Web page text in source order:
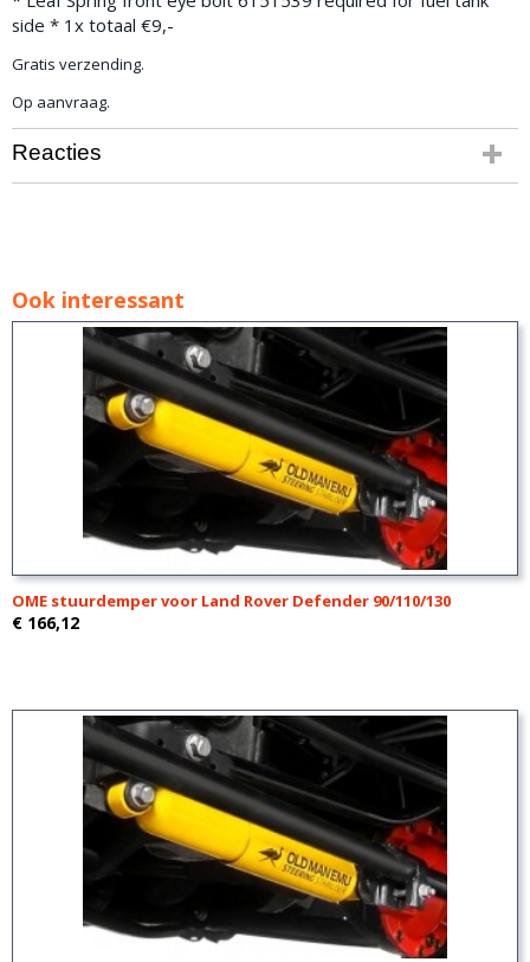
side * 1x totaal €9,-
Gratis verzending.
Op aanvraag.
Reacties
Ook interessant
OME stuurdemper voor Land Rover Defender 90/110/130
€ 166,12